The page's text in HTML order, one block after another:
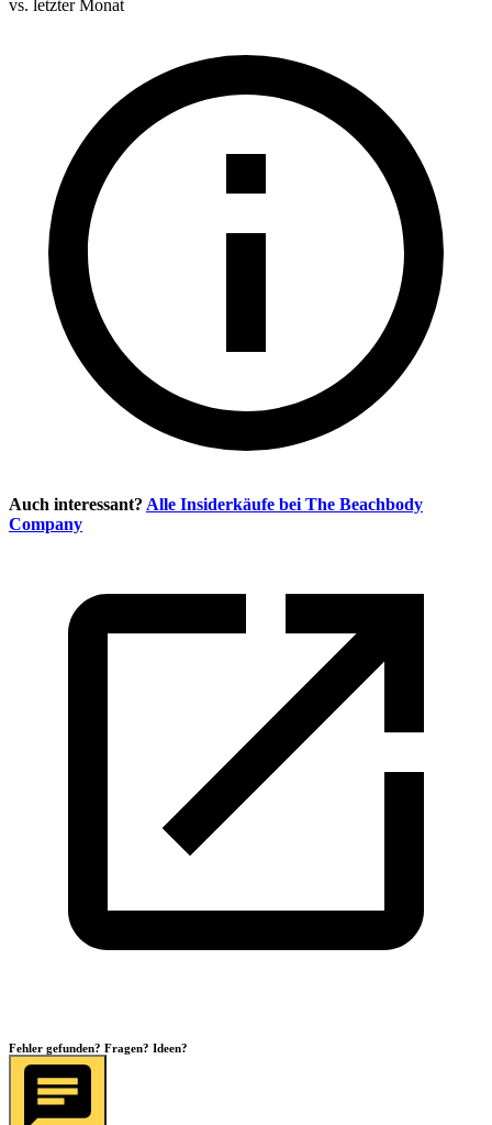
vs. letzter Monat
Auch interessant? Alle Insiderkäufe bei The Beachbody
Company
Fehler gefunden? Fragen? Ideen?